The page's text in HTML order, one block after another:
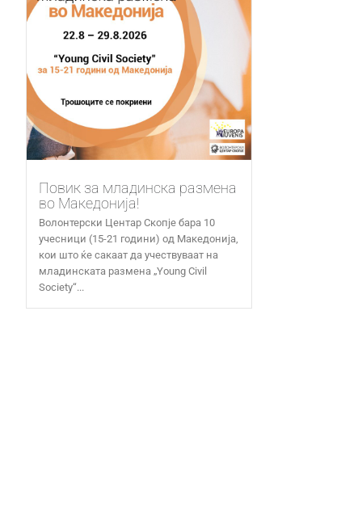
Повик за младинска размена
во Македонија!
Волонтерски Центар Скопје бара 10
учесници (15-21 години) од Македонија,
кои што ќе сакаат да учествуваат на
младинската размена „Young Civil
Society“...